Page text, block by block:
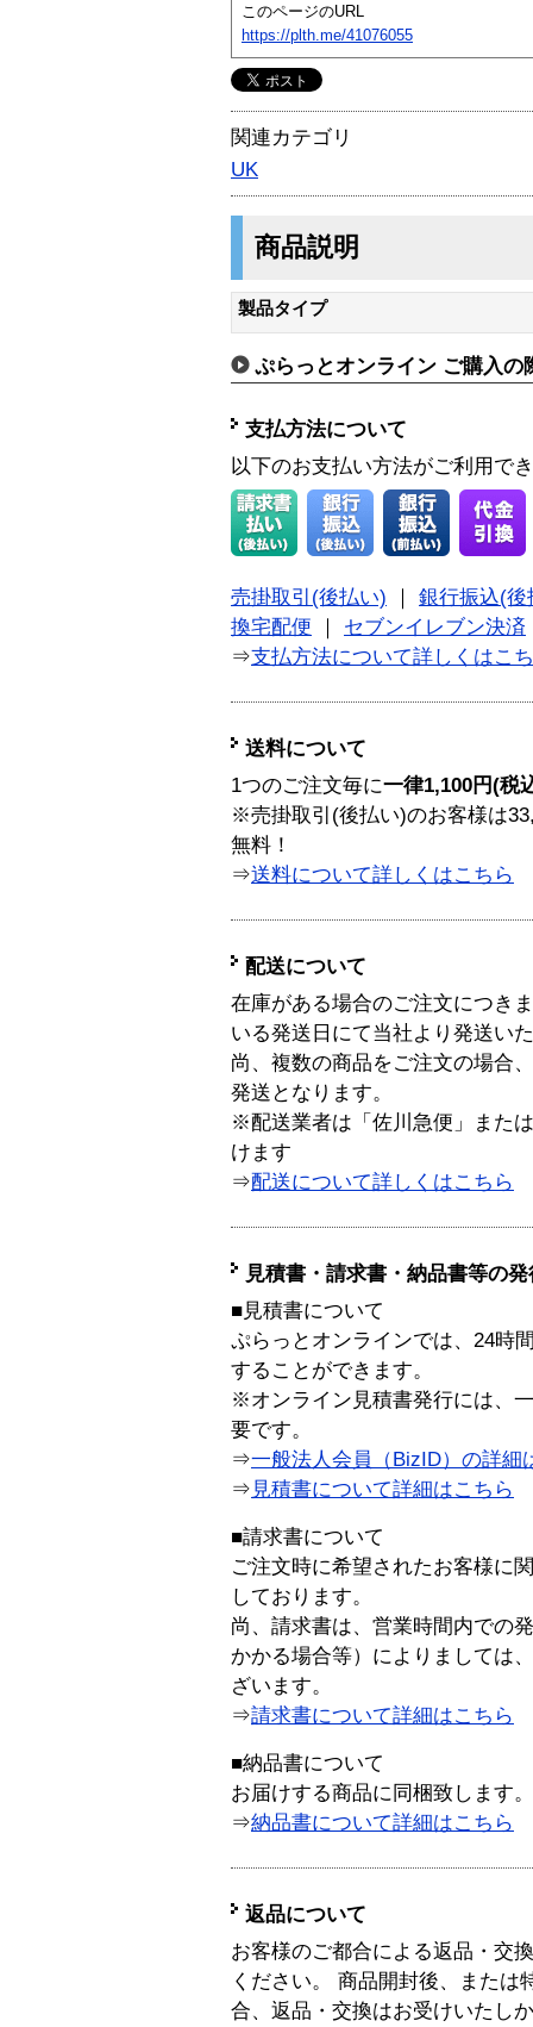
このページのURL
https://plth.me/41076055
関連カテゴリ
UK
商品説明
製品タイプ
ぷらっとオンライン ご購入の
支払方法について
以下のお支払い方法がご利用で
売掛取引(後払い)
銀行振込(後
換宅配便
セブンイレブン決済
⇒支払方法について詳しくはこ
送料について
1つのご注文毎に一律1,100円(税
※売掛取引(後払い)のお客様は
無料！
⇒送料について詳しくはこちら
配送について
在庫がある場合のご注文につき
いる発送日にて当社より発送い
尚、複数の商品をご注文の場合
発送となります。
※配送業者は「佐川急便」また
けます
⇒配送について詳しくはこちら
見積書・請求書・納品書等の
■見積書について
ぷらっとオンラインでは、24時
することができます。
※オンライン見積書発行には、
要です。
⇒一般法人会員（BizID）の詳細
⇒ 見積書について詳細はこちら
■請求書について
ご注文時に希望されたお客様に
しております。
尚、請求書は、営業時間内での
かかる場合等）によりましては
ざいます。
⇒請求書について詳細はこちら
■納品書について
お届けする商品に同梱致します。
⇒納品書について詳細はこちら
返品について
お客様のご都合による返品・交
ください。 商品開封後、または
合、返品・交換はお受けいたし